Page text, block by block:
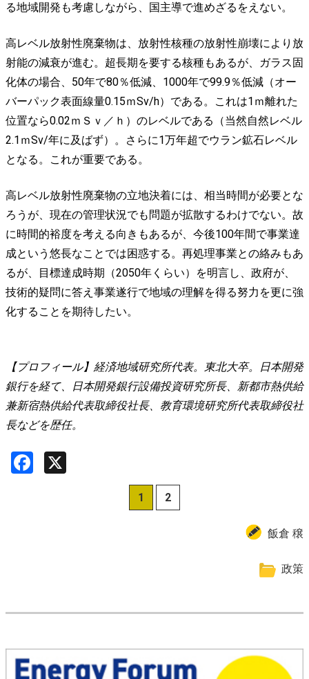
る地域開発も考慮しながら、国主導で進めざるをえない。
高レベル放射性廃棄物は、放射性核種の放射性崩壊により放
射能の減衰が進む。超長期を要する核種もあるが、ガラス固
化体の場合、50年で80％低減、1000年で99.9％低減（オー
バーパック表面線量0.15ｍSv/h）である。これは1ｍ離れた
位置なら0.02ｍＳｖ／ｈ）のレベルである（当然自然レベル
2.1ｍSv/年に及ばず）。さらに1万年超でウラン鉱石レベル
となる。これが重要である。
高レベル放射性廃棄物の立地決着には、相当時間が必要とな
ろうが、現在の管理状況でも問題が拡散するわけでない。故
に時間的裕度を考える向きもあるが、今後100年間で事業達
成という悠長なことでは困惑する。再処理事業との絡みもあ
るが、目標達成時期（2050年くらい）を明言し、政府が、
技術的疑問に答え事業遂行で地域の理解を得る努力を更に強
化することを期待したい。
【プロフィール】経済地域研究所代表。東北大卒。日本開発
銀行を経て、日本開発銀行設備投資研究所長、新都市熱供給
兼新宿熱供給代表取締役社長、教育環境研究所代表取締役社
長などを歴任。
Facebook
1 2
飯倉 穣
政策